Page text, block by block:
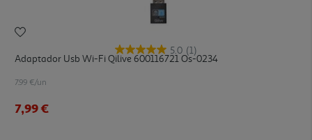
5.0 (1)
Adaptador Usb Wi-Fi Qilive 600116721 Os-0234
7.99 €/un
7,99 €